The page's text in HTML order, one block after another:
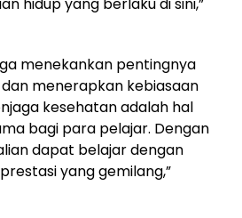
menekankan pentingnya
menerapkan kebiasaan
kesehatan adalah hal
bagi para pelajar. Dengan
dapat belajar dengan
yang gemilang,”